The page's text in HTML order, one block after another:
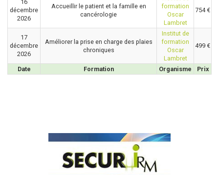
Date Formation Organisme Prix
16
décembre
2026
Accueillir le patient et la famille en
cancérologie
formation
Oscar
Lambret
754 €
17
décembre
2026
Améliorer la prise en charge des plaies
chroniques
Institut de
formation
Oscar
Lambret
499 €